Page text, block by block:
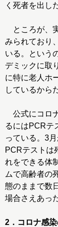
く死者を出し
ところが、
みられており
いる。という
デミックに取
に特に老人ホ
しているから
公式にコロ
るにはPCRテ
っている。3
PCRテストは
れをできる体
ムで高齢者の
態のままで数
場合さえあっ
2．コロナ感